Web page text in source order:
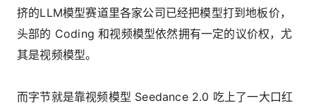
挤的LLM模型赛道里各家公司已经把模型打到地板价，
头部的 Coding 和视频模型依然拥有一定的议价权，尤
其是视频模型。
而字节就是靠视频模型 Seedance 2.0 吃上了一大口红